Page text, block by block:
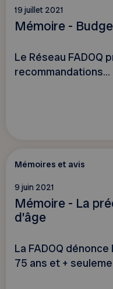
19 juillet 2021
Mémoire -
Le Réseau FADOQ
recommandations...
Mémoires et avis
9 juin 2021
Mémoire - La
d’âge
La FADOQ
75 ans et +